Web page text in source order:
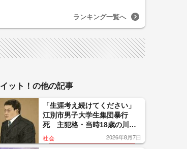
ランキング一覧へ
イット！の他の記事
「生涯考え続けてください」
江別市男子大学生集団暴行
死 主犯格・当時18歳の川口
侑斗被告に無期懲役の判決
「理不尽以外の何ものでもな
社会 2026年8月7日